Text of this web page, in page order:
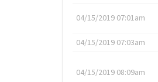
04/15/2019 07:01am
04/15/2019 07:03am
04/15/2019 08:09am